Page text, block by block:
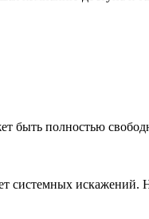
быть полностью
системных